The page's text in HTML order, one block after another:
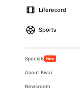
Liferecord
Sports
Specials New
About Kwai
Newsroom